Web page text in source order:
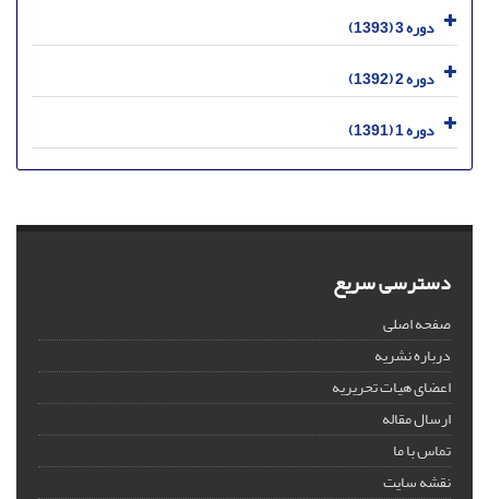
دوره 3 (1393)
دوره 2 (1392)
دوره 1 (1391)
دسترسی سریع
صفحه اصلی
درباره نشریه
اعضای هیات تحریریه
ارسال مقاله
تماس با ما
نقشه سایت